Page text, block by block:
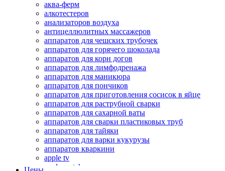
аква-ферм
алкотестеров
анализаторов воздуха
антицеллюлитных массажеров
аппаратов для чешских трубочек
аппаратов для горячего шоколада
аппаратов для корн догов
аппаратов для лимфодренажа
аппаратов для маникюра
аппаратов для пончиков
аппаратов для приготовления сосисок в яйце
аппаратов для раструбной сварки
аппаратов для сахарной ваты
аппаратов для сварки пластиковых труб
аппаратов для тайяки
аппаратов для варки кукурузы
аппаратов кваркини
apple tv
apple watch